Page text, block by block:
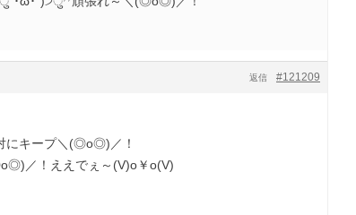
#121209
返信
にキープ＼(◎o◎)／！
／！ええでぇ～(V)o￥o(V)